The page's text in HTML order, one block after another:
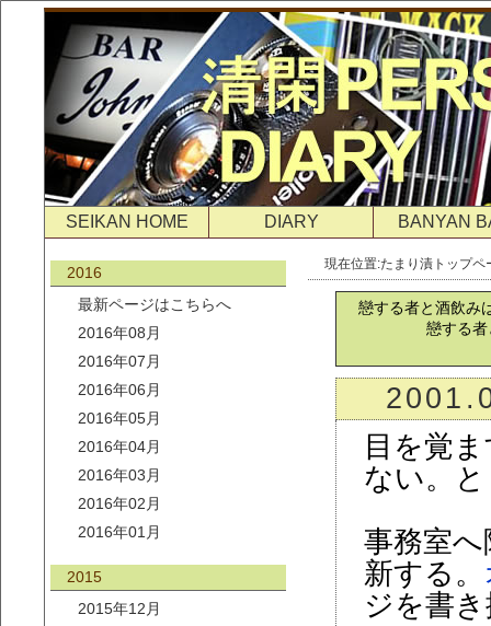
SEIKAN HOME DIARY BANYAN
2016
最新ページはこちらへ
2016年08月
2016年07月
2016年06月
2016年05月
2016年04月
2016年03月
2016年02月
2016年01月
2015
2015年12月
現在位置:たまり漬トップペ
戀する者と酒飲
戀する
目を覚
ない。
事務室
新する。
ジを書